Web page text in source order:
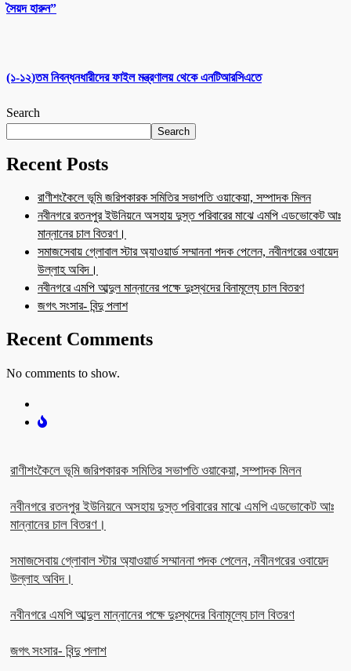
সৈয়দ হারুন”
(১-১২)তম নিবন্ধনধারীদের ফাইল মন্ত্রণালয় থেকে এনটিআরসিএতে
Search
Search
Recent Posts
রাণীশংকৈলে ভূমি জরিপকারক সমিতির সভাপতি ওয়াকেয়া, সম্পাদক মিলন
নবীনগরে রতনপুর ইউনিয়নে অসহায় দুস্ত পরিবারের মাঝে এমপি এডভোকেট আঃ
মান্নানের চাল বিতরণ।
সমাজসেবায় গ্লোবাল স্টার অ্যাওয়ার্ড সম্মাননা পদক পেলেন, নবীনগরের ওবায়েদ
উল্লাহ অবিদ।
নবীনগরে এমপি আব্দুল মান্নানের পক্ষে দুঃস্থদের বিনামূল্যে চাল বিতরণ
জগৎ সংসার- বিন্দু পলাশ
Recent Comments
No comments to show.
রাণীশংকৈলে ভূমি জরিপকারক সমিতির সভাপতি ওয়াকেয়া, সম্পাদক মিলন
নবীনগরে রতনপুর ইউনিয়নে অসহায় দুস্ত পরিবারের মাঝে এমপি এডভোকেট আঃ
মান্নানের চাল বিতরণ।
সমাজসেবায় গ্লোবাল স্টার অ্যাওয়ার্ড সম্মাননা পদক পেলেন, নবীনগরের ওবায়েদ
উল্লাহ অবিদ।
নবীনগরে এমপি আব্দুল মান্নানের পক্ষে দুঃস্থদের বিনামূল্যে চাল বিতরণ
জগৎ সংসার- বিন্দু পলাশ